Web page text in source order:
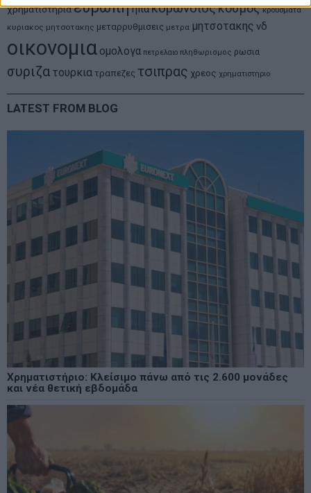
χρηματιστηριαευρωπηηπακορωνοιοςκοσμος κρουσματα
κυριακος μητσοτακης μεταρρυθμισεις μετρα μητσοτακης νδ
οικονομια ομολογα πετρελαιο πληθωρισμος ρωσια
συριζα τουρκια τραπεζες τσιπρας χρεος χρηματιστηριο
LATEST FROM BLOG
Χρηματιστήριο: Κλείσιμο πάνω από τις 2.600 μονάδες
και νέα θετική εβδομάδα